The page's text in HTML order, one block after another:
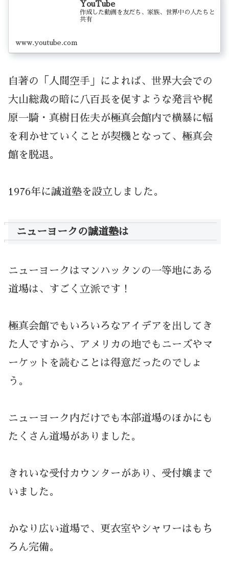
YouTube
作成した動画を友だち、家族、世界中の人たちと
共有
www.youtube.com
自著の「人間空手」によれば、世界大会での
大山総裁の暗に八百長を促すような発言や梶
原一騎・真樹日佐夫が極真会館内で横暴に幅
を利かせていくことが契機となって、極真会
館を脱退。
1976年に誠道塾を設立しました。
ニューヨークの誠道塾は
ニューヨークはマンハッタンの一等地にある
道場は、すごく立派です！
極真会館でもいろいろなアイデアを出してき
た人ですから、アメリカの地でもニーズやマ
ーケットを読むことは得意だったのでしょ
う。
ニューヨーク内だけでも本部道場のほかにも
たくさん道場がありました。
きれいな受付カウンターがあり、受付嬢まで
いました。
かなり広い道場で、更衣室やシャワーはもち
ろん完備。